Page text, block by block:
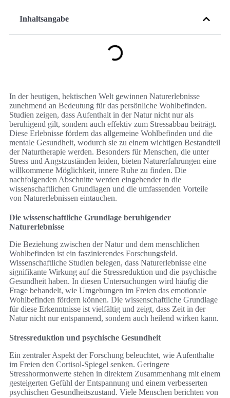
Inhaltsangabe
In der heutigen, hektischen Welt gewinnen Naturerlebnisse
zunehmend an Bedeutung für das persönliche Wohlbefinden.
Studien zeigen, dass Aufenthalt in der Natur nicht nur als
beruhigend gilt, sondern auch effektiv zum Stressabbau beiträgt.
Diese Erlebnisse fördern das allgemeine Wohlbefinden und die
mentale Gesundheit, wodurch sie zu einem wichtigen Bestandteil
der Naturtherapie werden. Besonders für Menschen, die unter
Stress und Angstzuständen leiden, bieten Naturerfahrungen eine
willkommene Möglichkeit, innere Ruhe zu finden. Die
nachfolgenden Abschnitte werden eingehender in die
wissenschaftlichen Grundlagen und die umfassenden Vorteile
von Naturerlebnissen eintauchen.
Die wissenschaftliche Grundlage beruhigender
Naturerlebnisse
Die Beziehung zwischen der Natur und dem menschlichen
Wohlbefinden ist ein faszinierendes Forschungsfeld.
Wissenschaftliche Studien belegen, dass Naturerlebnisse eine
signifikante Wirkung auf die Stressreduktion und die psychische
Gesundheit haben. In diesen Untersuchungen wird häufig die
Frage behandelt, wie Umgebungen im Freien das emotionale
Wohlbefinden fördern können. Die wissenschaftliche Grundlage
für diese Erkenntnisse ist vielfältig und zeigt, dass Zeit in der
Natur nicht nur entspannend, sondern auch heilend wirken kann.
Stressreduktion und psychische Gesundheit
Ein zentraler Aspekt der Forschung beleuchtet, wie Aufenthalte
im Freien den Cortisol-Spiegel senken. Geringere
Stresshormonwerte stehen in direktem Zusammenhang mit einem
gesteigerten Gefühl der Entspannung und einem verbesserten
psychischen Gesundheitszustand. Viele Menschen berichten von